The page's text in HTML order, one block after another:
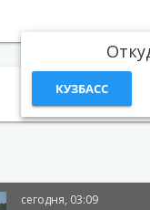
КУЗБАСС
сегодня, 03:09